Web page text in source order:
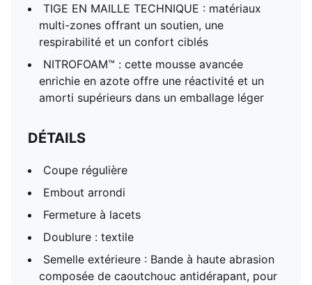
TIGE EN MAILLE TECHNIQUE : matériaux
multi-zones offrant un soutien, une
respirabilité et un confort ciblés
NITROFOAM™ : cette mousse avancée
enrichie en azote offre une réactivité et un
amorti supérieurs dans un emballage léger
DÉTAILS
Coupe régulière
Embout arrondi
Fermeture à lacets
Doublure : textile
Semelle extérieure : Bande à haute abrasion
composée de caoutchouc antidérapant, pour